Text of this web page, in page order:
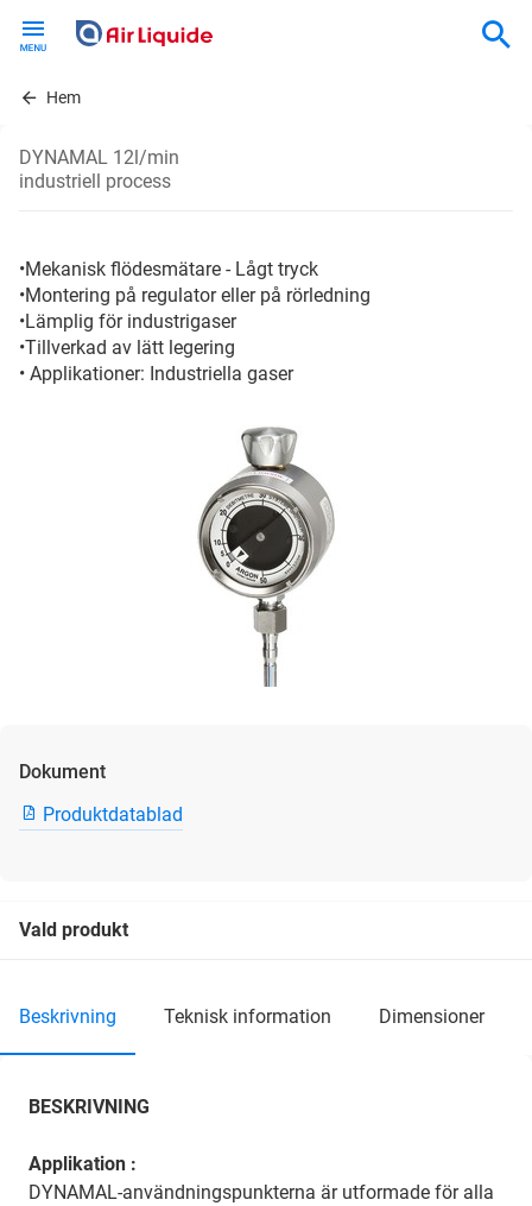
contentHem
DYNAMAL 12l/min
industriell process
•Mekanisk flödesmätare - Lågt tryck
•Montering på regulator eller på rörledning
•Lämplig för industrigaser
•Tillverkad av lätt legering
• Applikationer: Industriella gaser
Dokument
Produktdatablad
Vald produkt
beskrivning teknisk information dimensioner
BESKRIVNING
Applikation :
DYNAMAL-användningspunkterna är utformade för alla